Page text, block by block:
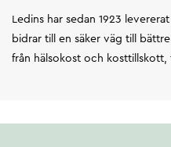
Ledins har sedan 1923
bidrar till en säker väg till
från hälsokost och